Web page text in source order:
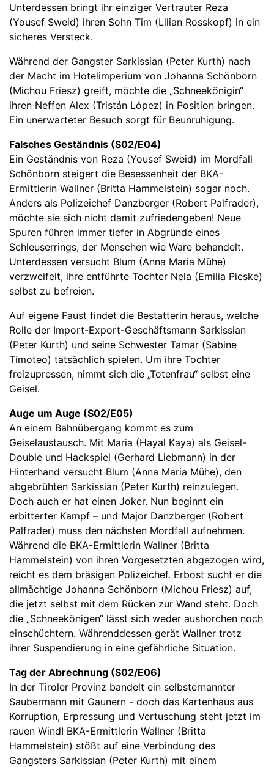
Unterdessen bringt ihr einziger Vertrauter Reza
(Yousef Sweid) ihren Sohn Tim (Lilian Rosskopf) in ein
sicheres Versteck.
Während der Gangster Sarkissian (Peter Kurth) nach
der Macht im Hotelimperium von Johanna Schönborn
(Michou Friesz) greift, möchte die „Schneekönigin“
ihren Neffen Alex (Tristán López) in Position bringen.
Ein unerwarteter Besuch sorgt für Beunruhigung.
Falsches Geständnis (S02/E04)
Ein Geständnis von Reza (Yousef Sweid) im Mordfall
Schönborn steigert die Besessenheit der BKA-
Ermittlerin Wallner (Britta Hammelstein) sogar noch.
Anders als Polizeichef Danzberger (Robert Palfrader),
möchte sie sich nicht damit zufriedengeben! Neue
Spuren führen immer tiefer in Abgründe eines
Schleuserrings, der Menschen wie Ware behandelt.
Unterdessen versucht Blum (Anna Maria Mühe)
verzweifelt, ihre entführte Tochter Nela (Emilia Pieske)
selbst zu befreien.
Auf eigene Faust findet die Bestatterin heraus, welche
Rolle der Import-Export-Geschäftsmann Sarkissian
(Peter Kurth) und seine Schwester Tamar (Sabine
Timoteo) tatsächlich spielen. Um ihre Tochter
freizupressen, nimmt sich die „Totenfrau“ selbst eine
Geisel.
Auge um Auge (S02/E05)
An einem Bahnübergang kommt es zum
Geiselaustausch. Mit Maria (Hayal Kaya) als Geisel-
Double und Hackspiel (Gerhard Liebmann) in der
Hinterhand versucht Blum (Anna Maria Mühe), den
abgebrühten Sarkissian (Peter Kurth) reinzulegen.
Doch auch er hat einen Joker. Nun beginnt ein
erbitterter Kampf – und Major Danzberger (Robert
Palfrader) muss den nächsten Mordfall aufnehmen.
Während die BKA-Ermittlerin Wallner (Britta
Hammelstein) von ihren Vorgesetzten abgezogen wird,
reicht es dem bräsigen Polizeichef. Erbost sucht er die
allmächtige Johanna Schönborn (Michou Friesz) auf,
die jetzt selbst mit dem Rücken zur Wand steht. Doch
die „Schneekönigen“ lässt sich weder aushorchen noch
einschüchtern. Währenddessen gerät Wallner trotz
ihrer Suspendierung in eine gefährliche Situation.
Tag der Abrechnung (S02/E06)
In der Tiroler Provinz bandelt ein selbsternannter
Saubermann mit Gaunern - doch das Kartenhaus aus
Korruption, Erpressung und Vertuschung steht jetzt im
rauen Wind! BKA-Ermittlerin Wallner (Britta
Hammelstein) stößt auf eine Verbindung des
Gangsters Sarkissian (Peter Kurth) mit einem